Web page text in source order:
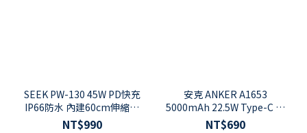
SEEK PW-130 45W PD快充
IP66防水 內建60cm伸縮線
10000mAh 行動電源
NT$990
安克 ANKER A1653
5000mAh 22.5W Type-C 摺
疊直插式口袋行動電源
NT$690